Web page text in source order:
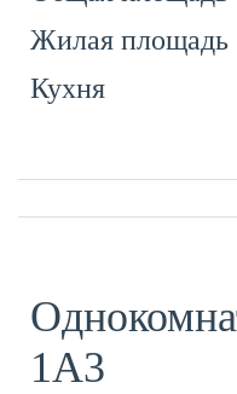
Жилая площадь
Кухня
1А3